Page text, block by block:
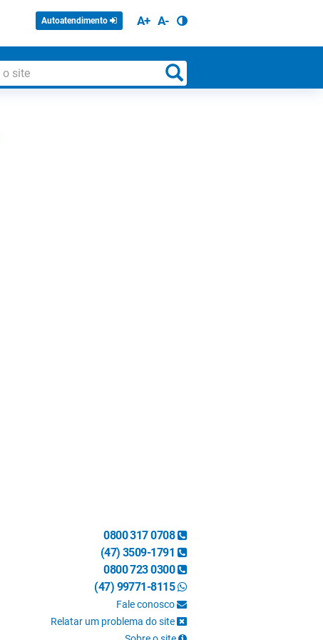
Autoatendimento A+ A-
0800 317 0708
(47) 3509-1791
0800 723 0300
(47) 99771-8115
Fale conosco
Relatar um problema do site